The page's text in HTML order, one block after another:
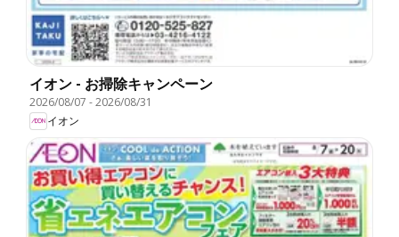
イオン - お掃除キャンペーン
2026/08/07 -2026/08/31
イオン